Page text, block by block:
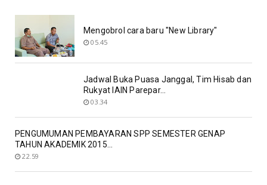
Mengobrol cara baru "New Library"
05.45
Jadwal Buka Puasa Janggal, Tim Hisab dan
Rukyat IAIN Parepar...
03.34
PENGUMUMAN PEMBAYARAN SPP SEMESTER GENAP
TAHUN AKADEMIK 2015...
22.59